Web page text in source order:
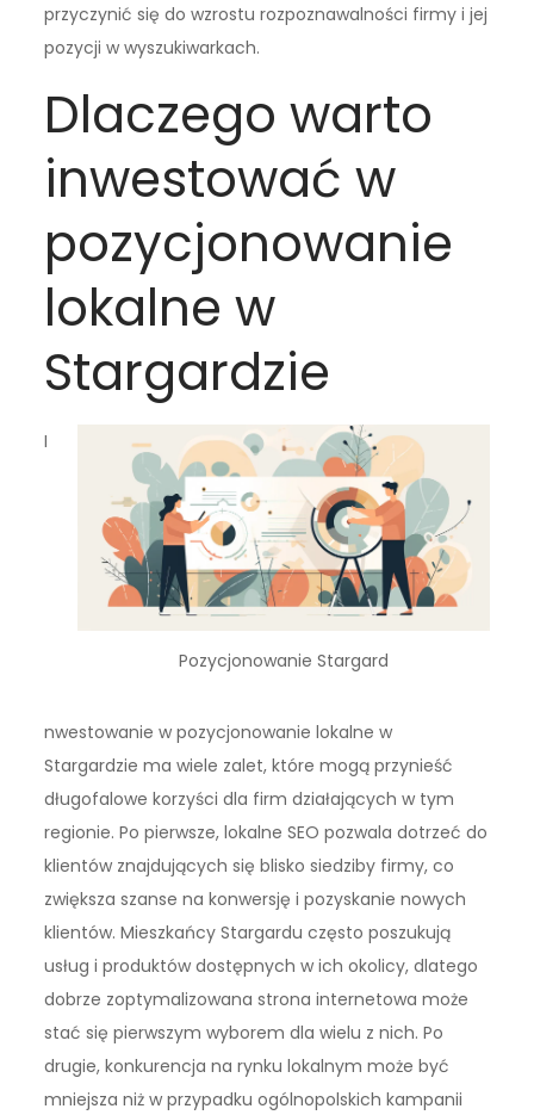
przyczynić się do wzrostu rozpoznawalności firmy i jej
pozycji w wyszukiwarkach.
Dlaczego warto
inwestować w
pozycjonowanie
lokalne w
Stargardzie
Pozycjonowanie Stargard
I
nwestowanie w pozycjonowanie lokalne w
Stargardzie ma wiele zalet, które mogą przynieść
długofalowe korzyści dla firm działających w tym
regionie. Po pierwsze, lokalne SEO pozwala dotrzeć do
klientów znajdujących się blisko siedziby firmy, co
zwiększa szanse na konwersję i pozyskanie nowych
klientów. Mieszkańcy Stargardu często poszukują
usług i produktów dostępnych w ich okolicy, dlatego
dobrze zoptymalizowana strona internetowa może
stać się pierwszym wyborem dla wielu z nich. Po
drugie, konkurencja na rynku lokalnym może być
mniejsza niż w przypadku ogólnopolskich kampanii